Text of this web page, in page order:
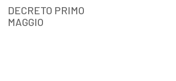
DECRETO PRIMO
MAGGIO